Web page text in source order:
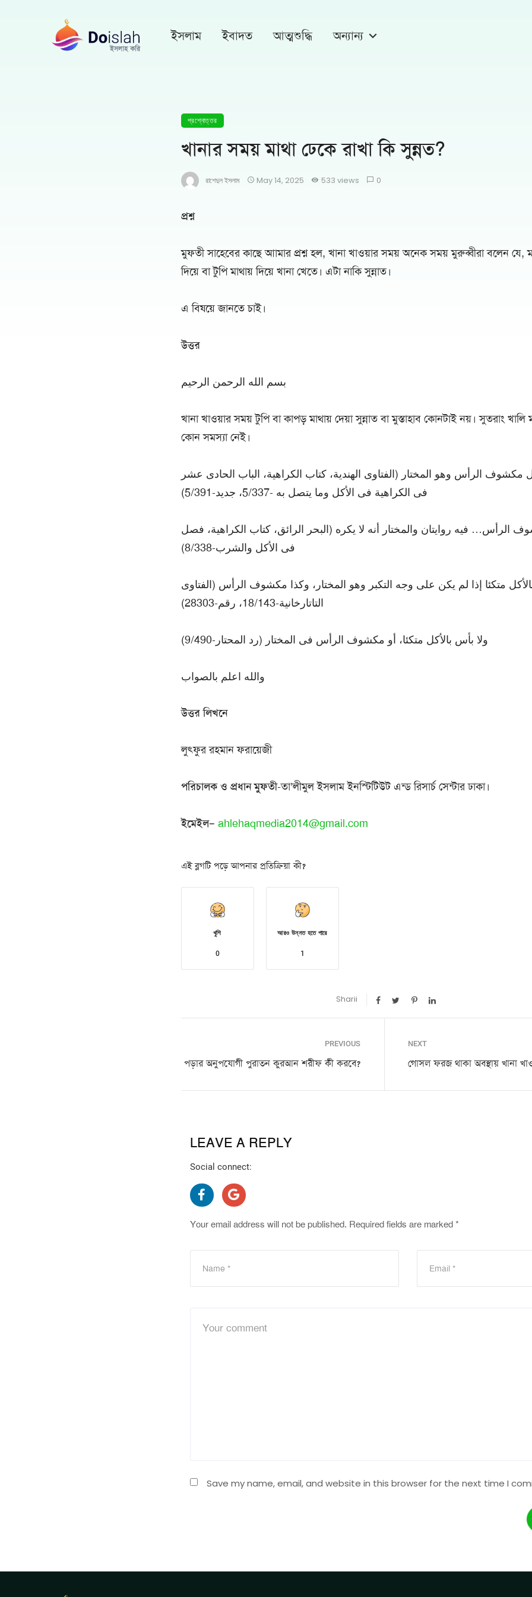
ইসলাম ইবাদত আত্মশুদ্ধি অন্যান্য
প্রশ্নোত্তর
খানার সময় মাথা ঢেকে রাখা কি সুন্নত?
রাশেদুল ইসলাম May 14, 2025 533 views 0
প্রশ্ন
মুফতী সাহেবের কাছে আামার প্রশ্ন হল, খানা খাওয়ার সময় অনেক সময় মুরুব্বীরা বলেন যে,
দিয়ে বা টুপি মাথায় দিয়ে খানা খেতে। এটা নাকি সুন্নাত।
এ বিষয়ে জানতে চাই।
উত্তর
بسم الله الرحمن الرحيم
খানা খাওয়ার সময় টুপি বা কাপড় মাথায় দেয়া সুন্নাত বা মুস্তাহাব কোনটাই নয়। সুতরাং খালি
কোন সমস্যা নেই।
مكشوف الرأس وهو المختار (الفتاوى الهندية، كتاب الكراهية، الباب الحادى عشر
فى الكراهية فى الأكل وما يتصل به -5/337، جديد-5/391)
الرأس… فيه روايتان والمختار أنه لا يكره (البحر الرائق، كتاب الكراهية، فصل
فى الأكل والشرب-8/338)
متكئا إذا لم يكن على وجه التكبر وهو المختار، وكذا مكشوف الرأس (الفتاوى
التاتارخانية-18/143، رقم-28303)
ولا بأس بالأكل متكئا، أو مكشوف الرأس فى المختار (رد المحتار-9/490)
والله اعلم بالصواب
উত্তর লিখনে
লুৎফুর রহমান ফরায়েজী
পরিচালক ও প্রধান মুফতী-তা’লীমুল ইসলাম ইনস্টিটিউট এন্ড রিসার্চ সেন্টার ঢাকা।
ইমেইল– ahlehaqmedia2014@gmail.com
এই ব্লগটি পড়ে আপনার প্রতিক্রিয়া কী?
খুশি
0
আরও উন্নত হতে পারে
1
Sharii
PREVIOUS
পড়ার অনুপযোগী পুরাতন কুরআন শরীফ কী করবে?
NEXT
গোসল ফরজ থাকা অবস্থায় খানা
LEAVE A REPLY
Social connect:
Your email address will not be published. Required fields are marked *
Save my name, email, and website in this browser for the next time I